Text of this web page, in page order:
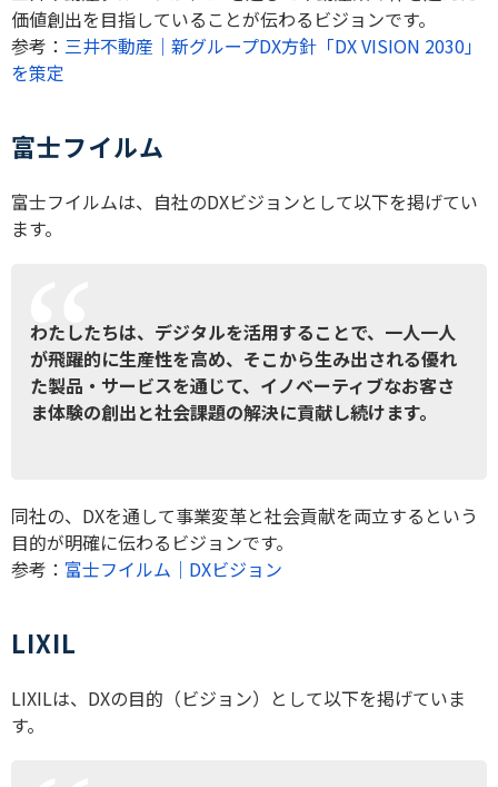
価値創出を目指していることが伝わるビジョンです。
参考： 三井不動産｜新グループDX方針「DX VISION 2030」
を策定
富士フイルム
富士フイルムは、自社のDXビジョンとして以下を掲げてい
ます。
わたしたちは、デジタルを活用することで、一人一人
が飛躍的に生産性を高め、そこから生み出される優れ
た製品・サービスを通じて、イノベーティブなお客さ
ま体験の創出と社会課題の解決に貢献し続けます。
同社の、DXを通して事業変革と社会貢献を両立するという
目的が明確に伝わるビジョンです。
参考： 富士フイルム｜DXビジョン
LIXIL
LIXILは、DXの目的（ビジョン）として以下を掲げていま
す。